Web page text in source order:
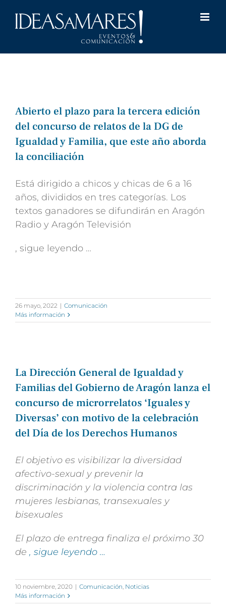
Abierto el plazo para la tercera edición
del concurso de relatos de la DG de
Igualdad y Familia, que este año aborda
la conciliación
Está dirigido a chicos y chicas de 6 a 16
años, divididos en tres categorías. Los
textos ganadores se difundirán en Aragón
Radio y Aragón Televisión
, sigue leyendo …
26 mayo, 2022 | Comunicación
Más información
La Dirección General de Igualdad y
Familias del Gobierno de Aragón lanza el
concurso de microrrelatos ‘Iguales y
Diversas’ con motivo de la celebración
del Día de los Derechos Humanos
El objetivo es visibilizar la diversidad
afectivo-sexual y prevenir la
discriminación y la violencia contra las
mujeres lesbianas, transexuales y
bisexuales
El plazo de entrega finaliza el próximo 30
de , sigue leyendo …
10 noviembre, 2020 | Comunicación, Noticias
Más información